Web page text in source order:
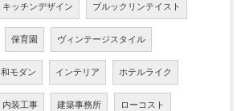
キッチンデザイン ブルックリンテイスト
保育園 ヴィンテージスタイル
和モダン インテリア ホテルライク
内装工事 建築事務所 ローコスト